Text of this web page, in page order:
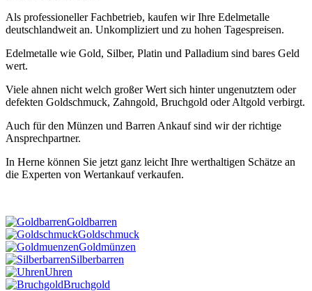
Als professioneller Fachbetrieb, kaufen wir Ihre Edelmetalle
deutschlandweit an. Unkompliziert und zu hohen Tagespreisen.
Edelmetalle wie Gold, Silber, Platin und Palladium sind bares Geld
wert.
Viele ahnen nicht welch großer Wert sich hinter ungenutztem oder
defekten Goldschmuck, Zahngold, Bruchgold oder Altgold verbirgt.
Auch für den Münzen und Barren Ankauf sind wir der richtige
Ansprechpartner.
In Herne können Sie jetzt ganz leicht Ihre werthaltigen Schätze an
die Experten von Wertankauf verkaufen.
Goldbarren
Goldschmuck
Goldmünzen
Silberbarren
Uhren
Bruchgold